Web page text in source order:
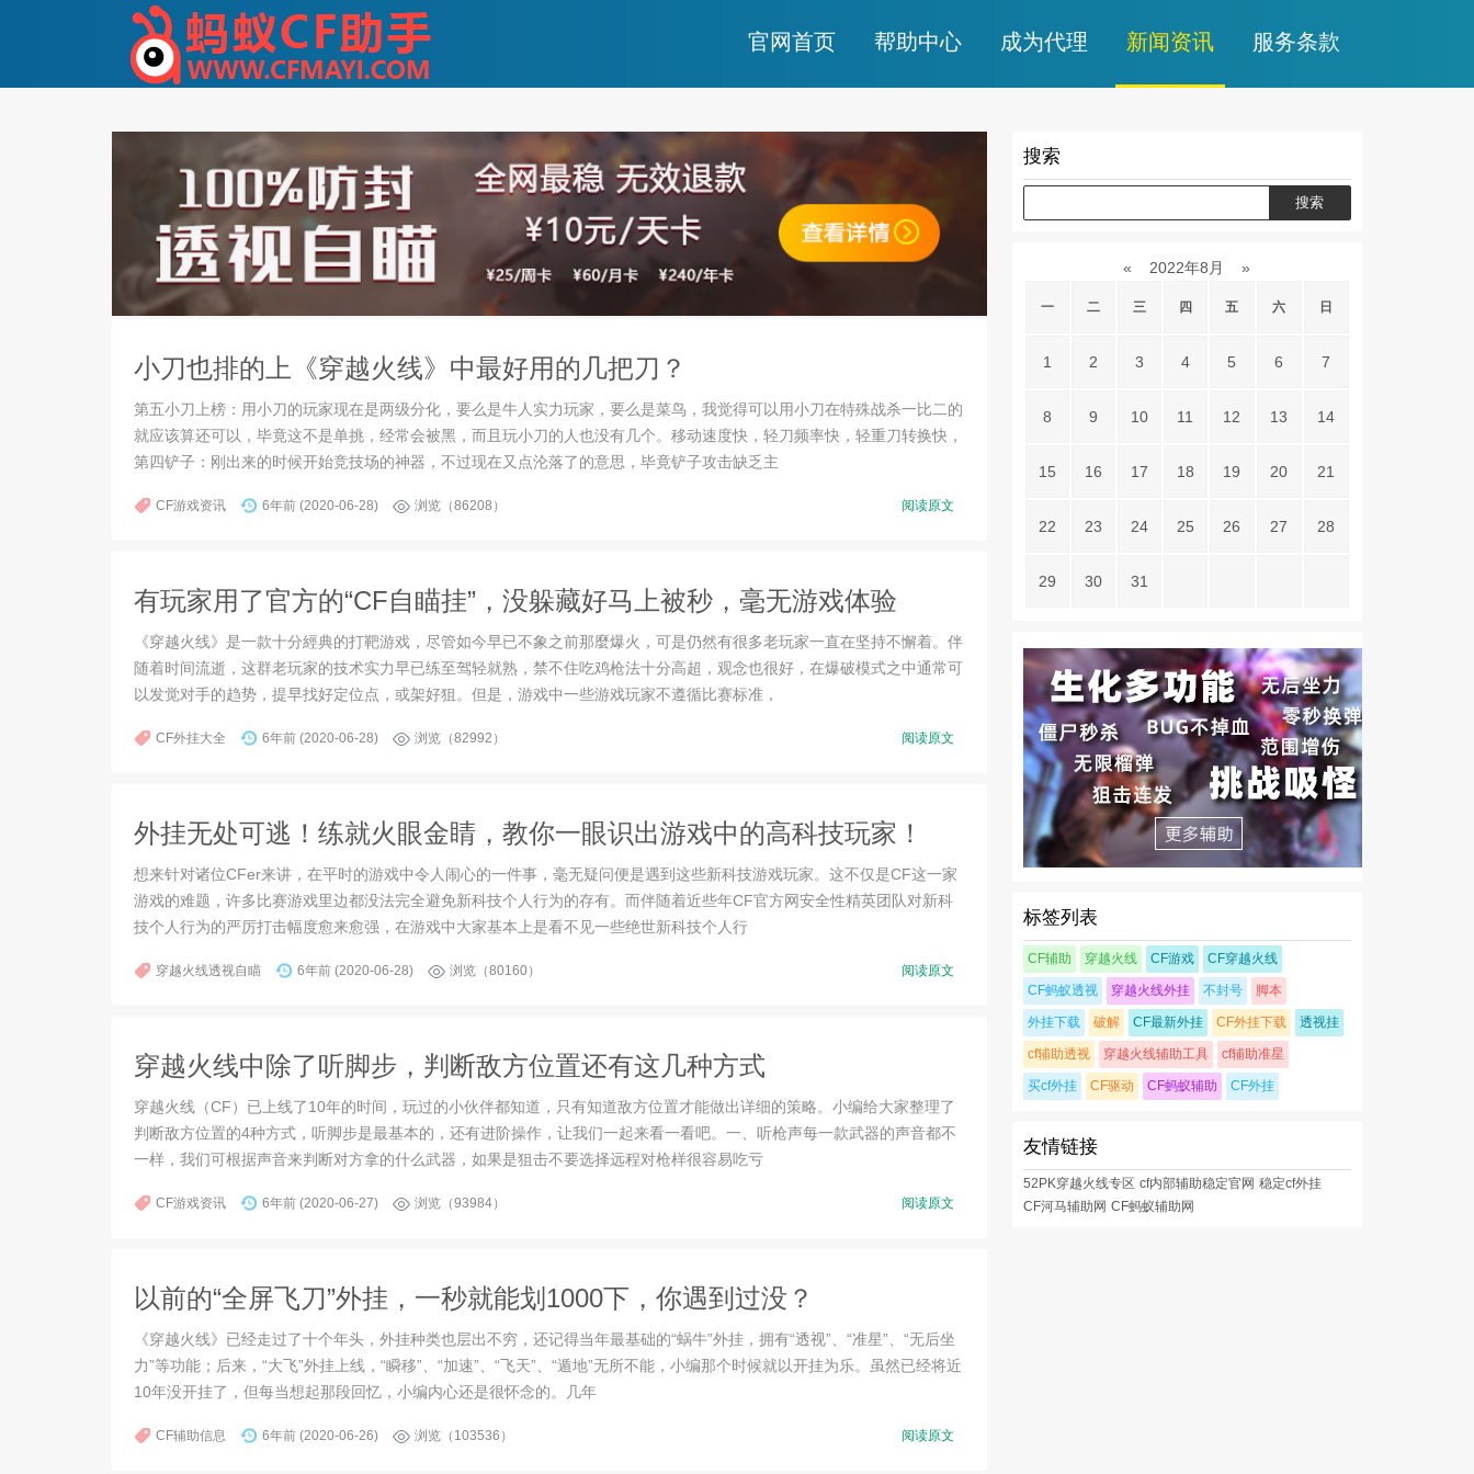
官网首页 帮助中心 成为代理 新闻资讯 服务条款
小刀也排的上《穿越火线》中最好用的几把刀？
第五小刀上榜：用小刀的玩家现在是两级分化，要么是牛人实力玩家，要么是菜鸟，我觉得可以用小刀在特殊战杀一比二的
就应该算还可以，毕竟这不是单挑，经常会被黑，而且玩小刀的人也没有几个。移动速度快，轻刀频率快，轻重刀转换快，
第四铲子：刚出来的时候开始竞技场的神器，不过现在又点沦落了的意思，毕竟铲子攻击缺乏主
CF游戏资讯 6年前 (2020-06-28) 浏览（86208） 阅读原文
有玩家用了官方的“CF自瞄挂”，没躲藏好马上被秒，毫无游戏体验
《穿越火线》是一款十分經典的打靶游戏，尽管如今早已不象之前那麼爆火，可是仍然有很多老玩家一直在坚持不懈着。伴
随着时间流逝，这群老玩家的技术实力早已练至驾轻就熟，禁不住吃鸡枪法十分高超，观念也很好，在爆破模式之中通常可
以发觉对手的趋势，提早找好定位点，或架好狙。但是，游戏中一些游戏玩家不遵循比赛标准，
CF外挂大全 6年前 (2020-06-28) 浏览（82992） 阅读原文
外挂无处可逃！练就火眼金睛，教你一眼识出游戏中的高科技玩家！
想来针对诸位CFer来讲，在平时的游戏中令人闹心的一件事，毫无疑问便是遇到这些新科技游戏玩家。这不仅是CF这一家
游戏的难题，许多比赛游戏里边都没法完全避免新科技个人行为的存有。而伴随着近些年CF官方网安全性精英团队对新科
技个人行为的严厉打击幅度愈来愈强，在游戏中大家基本上是看不见一些绝世新科技个人行
穿越火线透视自瞄 6年前 (2020-06-28) 浏览（80160） 阅读原文
穿越火线中除了听脚步，判断敌方位置还有这几种方式
穿越火线（CF）已上线了10年的时间，玩过的小伙伴都知道，只有知道敌方位置才能做出详细的策略。小编给大家整理了
判断敌方位置的4种方式，听脚步是最基本的，还有进阶操作，让我们一起来看一看吧。一、听枪声每一款武器的声音都不
一样，我们可根据声音来判断对方拿的什么武器，如果是狙击不要选择远程对枪样很容易吃亏
CF游戏资讯 6年前 (2020-06-27) 浏览（93984） 阅读原文
以前的“全屏飞刀”外挂，一秒就能划1000下，你遇到过没？
《穿越火线》已经走过了十个年头，外挂种类也层出不穷，还记得当年最基础的“蜗牛”外挂，拥有“透视”、“准星”、“无后坐
力”等功能；后来，“大飞”外挂上线，“瞬移”、“加速”、“飞天”、“遁地”无所不能，小编那个时候就以开挂为乐。虽然已经将近
10年没开挂了，但每当想起那段回忆，小编内心还是很怀念的。几年
CF辅助信息 6年前 (2020-06-26) 浏览（103536） 阅读原文
搜索
« 2022年8月 »
一 二 三 四 五 六 日
1 2 3 4 5 6 7
8 9 10 11 12 13 14
15 16 17 18 19 20 21
22 23 24 25 26 27 28
29 30 31
标签列表
CF辅助 穿越火线 CF游戏 CF穿越火线
CF蚂蚁透视 穿越火线外挂 不封号 脚本
外挂下载 破解 CF最新外挂 CF外挂下载 透视挂
cf辅助透视 穿越火线辅助工具 cf辅助准星
买cf外挂 CF驱动 CF蚂蚁辅助 CF外挂
友情链接
52PK穿越火线专区 cf内部辅助稳定官网 稳定cf外挂
CF河马辅助网 CF蚂蚁辅助网